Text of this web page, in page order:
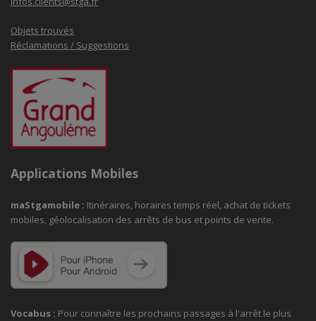
Objets trouvés
Réclamations / Suggestions
Applications Mobiles
maStgamobile : Itinéraires, horaires temps réel, achat de tickets
mobiles, géolocalisation des arrêts de bus et points de vente.
Vocabus : Pour connaître les prochains passages à l'arrêt le plus